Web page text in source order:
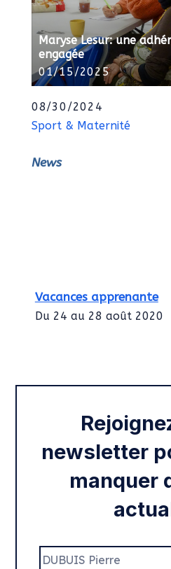
Maryse Lesur: une
engagée
01/15/2025
08/30/2024
Sport & Maternité
News
Vacances apprenante
Du 24 au 28 août 2020
newsletter
manquer